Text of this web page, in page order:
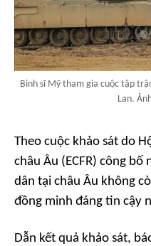
Binh sĩ Mỹ tham gia cuộc tập
Lan.
Theo cuộc khảo sát do
châu Âu (ECFR) công
dân tại châu Âu không
đồng minh đáng tin cậy
Dẫn kết quả khảo sát,